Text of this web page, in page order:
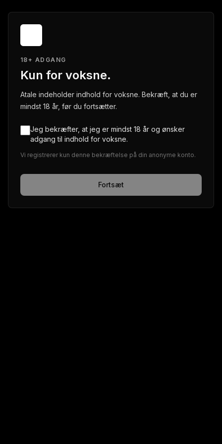
18+ ADGANG
Kun for voksne.
Atale indeholder indhold for voksne. Bekræft, at du er
mindst 18 år, før du fortsætter.
Jeg bekræfter, at jeg er mindst 18 år og ønsker
adgang til indhold for voksne.
Vi registrerer kun denne bekræftelse på din anonyme konto.
Fortsæt